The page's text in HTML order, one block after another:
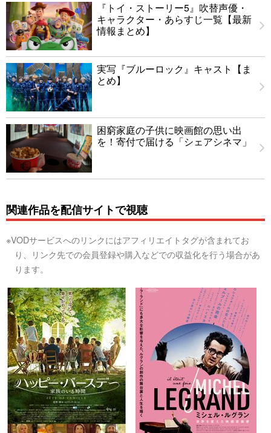
『トイ・ストーリー5』吹替声優・
キャラクター・あらすじ一覧【最新
情報まとめ】
実写『ブルーロック』キャスト【ま
とめ】
困窮家庭の子供に映画館の思い出
を！寄付で届ける「シェアシネマ」
関連作品を配信サイトで視聴
※VODサービスへのリンクにはアフィリエイトタグが含まれてお
り、リンク先での会員登録や購入などでの収益化を行う場合があ
ります。